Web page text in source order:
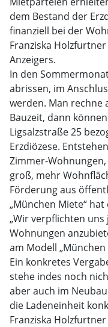
dem Bestand der
finanziell bei der
Franziska
Anzeigers.
In den
abrissen, im
werden. Man rechne
Bauzeit, dann
Ligsalzstraße 25
Erzdiözese.
Zimmer-
groß, mehr
Förderung aus
„München Miete“
„Wir verpflichten
Wohnungen
am Modell
Ein konkretes
stehe indes noch
aber auch im
die Ladeneinheit
Franziska